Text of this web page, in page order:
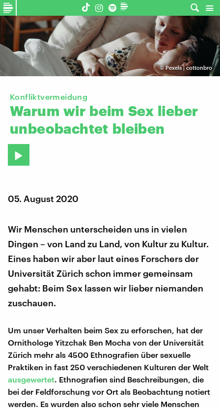
©Pexels | cottonbro
Konfliktvermeidung
Warum wir beim Sex lieber
unbeobachtet bleiben
05. August 2020
Wir Menschen unterscheiden uns in vielen
Dingen – von Land zu Land, von Kultur zu Kultur.
Eines haben wir aber laut eines Forschers der
Universität Zürich schon immer gemeinsam
gehabt: Beim Sex lassen wir lieber niemanden
zuschauen.
Um unser Verhalten beim Sex zu erforschen, hat der
Ornithologe Yitzchak Ben Mocha von der Universität
Zürich mehr als 4500 Ethnografien über sexuelle
Praktiken in fast 250 verschiedenen Kulturen der Welt
ausgewertet. Ethnografien sind Beschreibungen, die
bei der Feldforschung vor Ort als Beobachtung notiert
werden. Es wurden also schon sehr viele Menschen